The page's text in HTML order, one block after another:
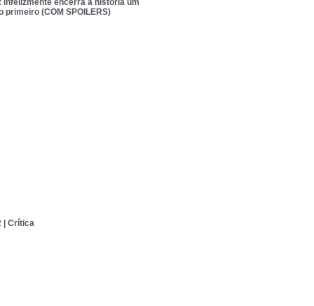
infelizmente encerra a história um
primeiro (COM SPOILERS)
| Crítica